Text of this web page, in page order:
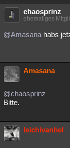
chaosprinz
ehemaliges
@Amasana habs
Amasana
@chaosprinz
Bitte.
leichivanhel